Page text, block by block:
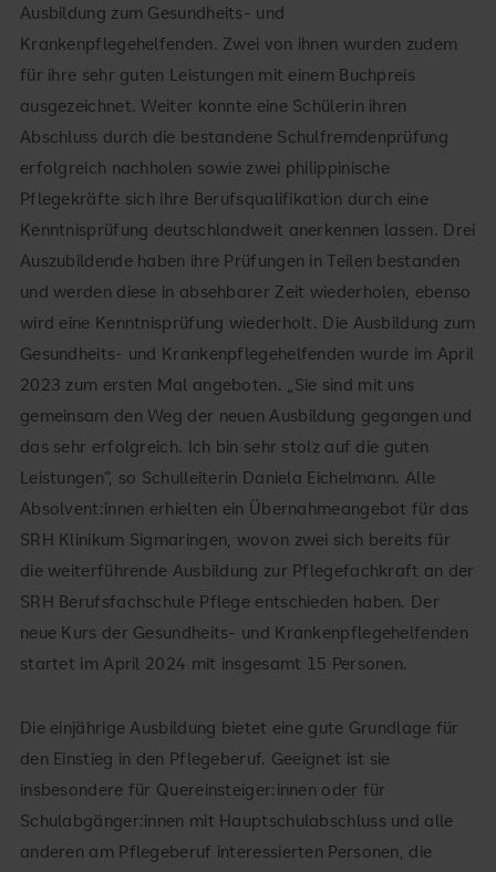
Ausbildung zum Gesundheits- und
Krankenpflegehelfenden. Zwei von ihnen wurden zudem
für ihre sehr guten Leistungen mit einem Buchpreis
ausgezeichnet. Weiter konnte eine Schülerin ihren
Abschluss durch die bestandene Schulfremdenprüfung
erfolgreich nachholen sowie zwei philippinische
Pflegekräfte sich ihre Berufsqualifikation durch eine
Kenntnisprüfung deutschlandweit anerkennen lassen. Drei
Auszubildende haben ihre Prüfungen in Teilen bestanden
und werden diese in absehbarer Zeit wiederholen, ebenso
wird eine Kenntnisprüfung wiederholt. Die Ausbildung zum
Gesundheits- und Krankenpflegehelfenden wurde im April
2023 zum ersten Mal angeboten. „Sie sind mit uns
gemeinsam den Weg der neuen Ausbildung gegangen und
das sehr erfolgreich. Ich bin sehr stolz auf die guten
Leistungen“, so Schulleiterin Daniela Eichelmann. Alle
Absolvent:innen erhielten ein Übernahmeangebot für das
SRH Klinikum Sigmaringen, wovon zwei sich bereits für
die weiterführende Ausbildung zur Pflegefachkraft an der
SRH Berufsfachschule Pflege entschieden haben. Der
neue Kurs der Gesundheits- und Krankenpflegehelfenden
startet im April 2024 mit insgesamt 15 Personen.
Die einjährige Ausbildung bietet eine gute Grundlage für
den Einstieg in den Pflegeberuf. Geeignet ist sie
insbesondere für Quereinsteiger:innen oder für
Schulabgänger:innen mit Hauptschulabschluss und alle
anderen am Pflegeberuf interessierten Personen, die